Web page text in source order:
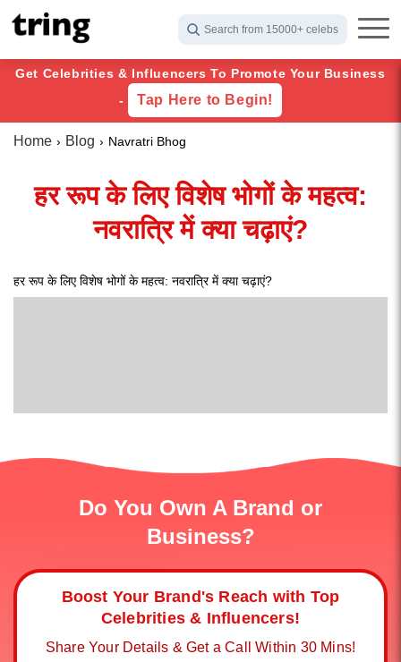
Search from 15000+ celebs
Get Celebrities & Influencers To Promote Your Business
-
Tap Here to Begin!
Home Blog Navratri Bhog
हर रूप के लिए विशेष भोगों के महत्व:
नवरात्रि में क्या चढ़ाएं?
हर रूप के लिए विशेष भोगों के महत्व: नवरात्रि में क्या चढ़ाएं?
Do You Own A Brand or
Business?
Boost Your Brand's Reach with Top
Celebrities & Influencers!
Share Your Details & Get a Call Within 30 Mins!